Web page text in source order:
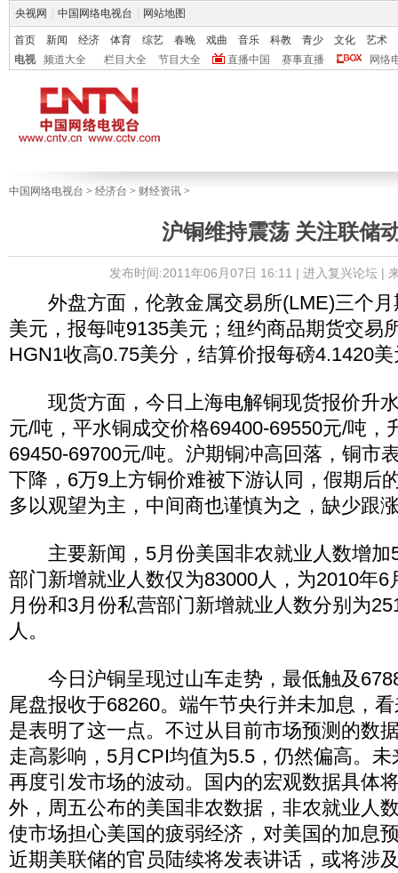
央视网 中国网络电视台 网站地图
首页 新闻 经济 体育 综艺 春晚 戏曲 音乐 科教 青少 文化
艺术
电视
频道大全 栏目大全 节目大全 直播中国 赛事直播 网络
中国网络电视台 > 经济台 > 财经资讯 >
沪铜维持震荡 关注联储
发布时间:2011年06月07日 16:11 | 进入复兴论坛|
外盘方面，伦敦金属交易所(LME)三个月
美元，报每吨9135美元；纽约商品期货交易
HGN1收高0.75美分，结算价报每磅4.1420
现货方面，今日上海电解铜现货报价升水
元/吨，平水铜成交价格69400-69550元/吨，
69450-69700元/吨。沪期铜冲高回落，铜市
下降，6万9上方铜价难被下游认同，假期后
多以观望为主，中间商也谨慎为之，缺少跟
主要新闻，5月份美国非农就业人数增加
部门新增就业人数仅为83000人，为2010年6
月份和3月份私营部门新增就业人数分别为
人。
今日沪铜呈现过山车走势，最低触及
尾盘报收于68260。端午节央行并未加息，
是表明了这一点。不过从目前市场预测的数
走高影响，5月CPI均值为5.5，仍然偏高。
再度引发市场的波动。国内的宏观数据具体
外，周五公布的美国非农数据，非农就业人
使市场担心美国的疲弱经济，对美国的加息
近期美联储的官员陆续将发表讲话，或将涉